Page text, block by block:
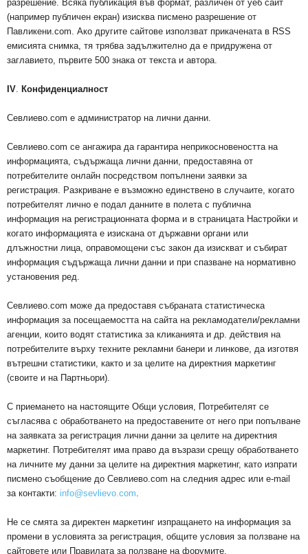
разрешение. Всяка публикация във формат, различен от уеб сайт
(например публичен екран) изисква писмено разрешение от
Павликени.com. Ако другите сайтове използват прикачената в RSS
емисията снимка, тя трябва задължително да е придружена от
заглавието, първите 500 знака от текста и автора.
IV. Конфиденциалност
Севлиево.com е администратор на лични данни.
Севлиево.com се ангажира да гарантира неприкосновеността на
информацията, съдържаща лични данни, предоставяна от
потребителите онлайн посредством попълнени заявки за
регистрация. Разкриване е възможно единствено в случаите, когато
потребителят лично е подал данните в полета с публична
информация на регистрационната форма и в страницата Настройки и
когато информацията е изискана от държавни органи или
длъжностни лица, оправомощени със закон да изискват и събират
информация съдържаща лични данни и при спазване на нормативно
установения ред.
Севлиево.com може да предоставя събраната статистическа
информация за посещаемостта на сайта на рекламодатели/рекламни
агенции, които водят статистика за кликанията и др. действия на
потребителите върху техните рекламни банери и линкове, да изготвя
вътрешни статистики, както и за целите на директния маркетинг
(своите и на Партньори).
С приемането на настоящите Общи условия, Потребителят се
съгласява с обработването на предоставените от него при попълване
на заявката за регистрация лични данни за целите на директния
маркетинг. Потребителят има право да възрази срещу обработването
на личните му данни за целите на директния маркетинг, като изпрати
писмено съобщение до Севлиево.com на следния адрес или e-mail
за контакти: info@sevlievo.com.
Не се смята за директен маркетинг изпращането на информация за
промени в условията за регистрация, общите условия за ползване на
сайтовете или Правилата за ползване на форумите.